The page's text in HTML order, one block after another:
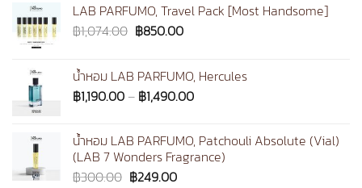
LAB PARFUMO, Travel Pack [Most Handsome]
฿1,074.00 Original
฿1,074.00.
฿850.00Current
฿850.00.
น้ำหอม LAB PARFUMO, Hercules
฿1,190.00 – ฿1,490.00Price
through
฿1,490.00
น้ำหอม LAB PARFUMO, Patchouli Absolute (Vial)
(LAB 7 Wonders Fragrance)
฿300.00 Original
฿249.00Current